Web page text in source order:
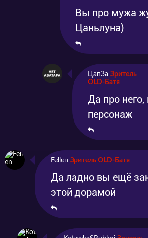
Вы про мужа
Цаньлуна)
ЦапЗа Зритель
OLD-Батя
Да про него,
персонаж
Fellen Зритель OLD-Батя
Да ладно вы ещё
этой дорамой